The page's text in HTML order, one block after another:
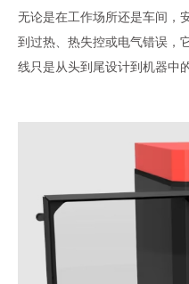
无论是在工作场所还​​是车间，
到过热、热失控或电气错误，
线只是从头到尾设计到机器中